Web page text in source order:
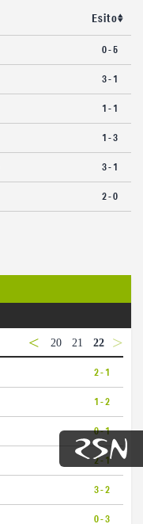
Esito
0 - 5
3 - 1
1 - 1
1 - 3
3 - 1
2 - 0
19 20 21 22
< >
2 - 1
1 - 2
0 - 1
2 - 1
3 - 2
0 - 3